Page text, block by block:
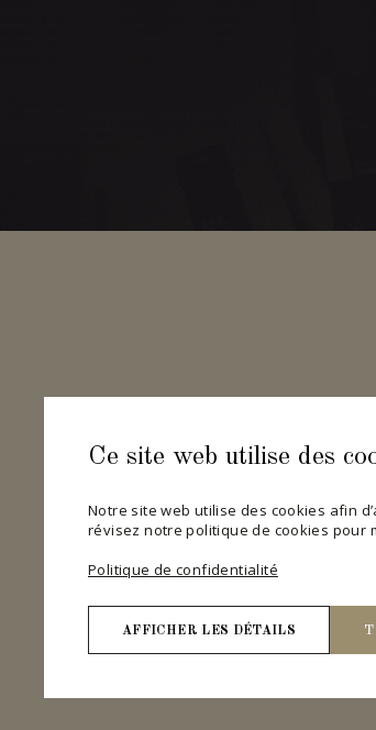
Ce site web utilise des
Notre site web utilise des cookies afin
révisez notre politique de cookies pour
Politique de confidentialité
AFFICHER LES DÉTAILS
Nécessaires